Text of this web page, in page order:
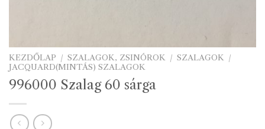
KEZDŐLAP / SZALAGOK, ZSINÓROK / SZALAGOK /
JACQUARD(MINTÁS) SZALAGOK
996000 Szalag 60 sárga